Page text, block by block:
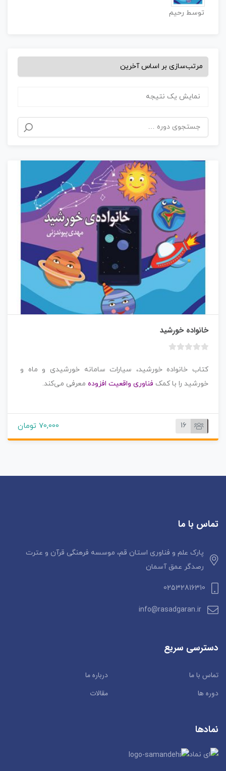
توسط رحیم
نمایش یک نتیجه
خانواده خورشید
د
و
م
ر
کتاب خانواده خورشید، سیارات سامانه خورشیدی و ماه و
خورشید را با کمک فناوری واقعیت افزوده معرفی می‌کند.
16 70,000 تومان
تماس با ما
پارک علم و فناوری استان قم، موسسه فرهنگی قرآن و عترت
رصدگر عمق آسمان
02532816310
info@rasadgaran.ir
دسترسی سریع
تماس با ما
درباره ما
دوره ها
مقالات
نمادها